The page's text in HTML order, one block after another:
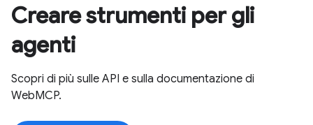
Creare strumenti per gli
agenti
Scopri di più sulle API e sulla documentazione di
WebMCP.